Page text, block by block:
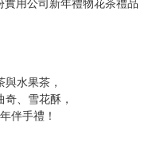
水果茶，
、雪花酥，
伴手禮！